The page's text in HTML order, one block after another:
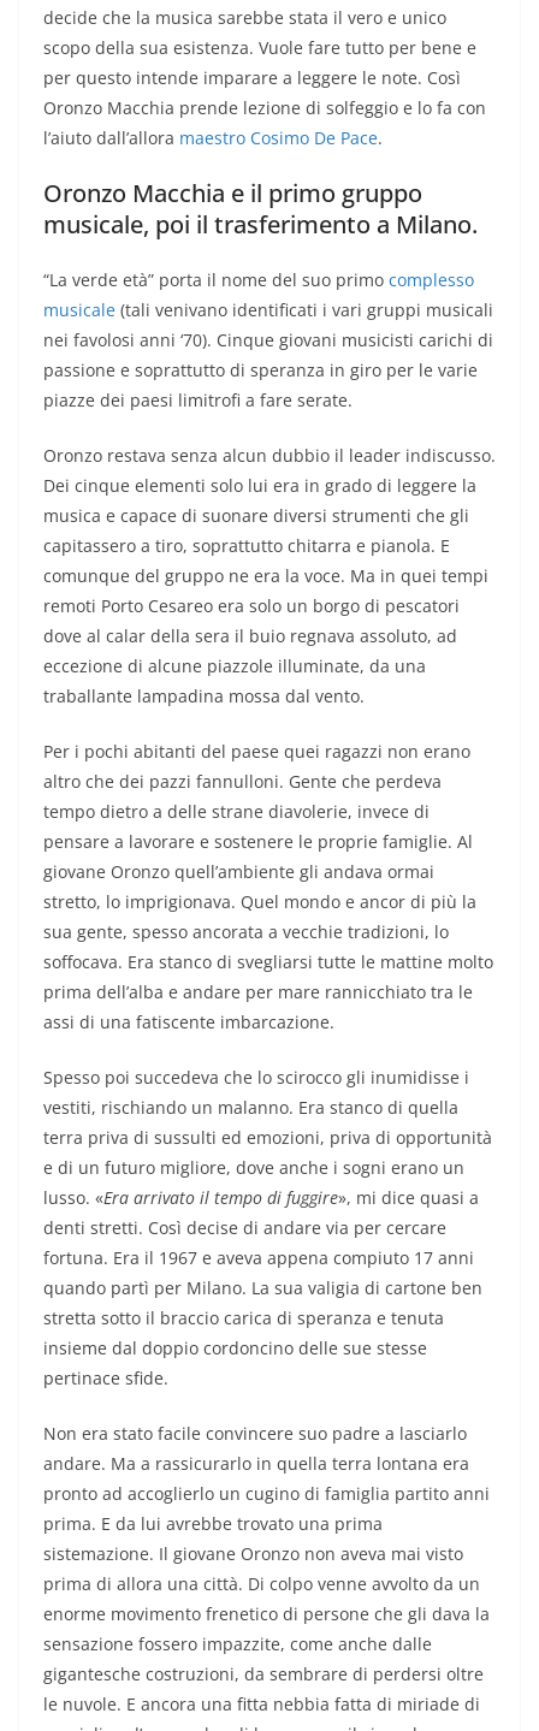
decide che la musica sarebbe stata il vero e unico
scopo della sua esistenza. Vuole fare tutto per bene e
per questo intende imparare a leggere le note. Così
Oronzo Macchia prende lezione di solfeggio e lo fa con
l’aiuto dall’allora maestro Cosimo De Pace.
Oronzo Macchia e il primo gruppo
musicale, poi il trasferimento a Milano.
“La verde età” porta il nome del suo primo complesso
musicale (tali venivano identificati i vari gruppi musicali
nei favolosi anni ‘70). Cinque giovani musicisti carichi di
passione e soprattutto di speranza in giro per le varie
piazze dei paesi limitrofi a fare serate.
Oronzo restava senza alcun dubbio il leader indiscusso.
Dei cinque elementi solo lui era in grado di leggere la
musica e capace di suonare diversi strumenti che gli
capitassero a tiro, soprattutto chitarra e pianola. E
comunque del gruppo ne era la voce. Ma in quei tempi
remoti Porto Cesareo era solo un borgo di pescatori
dove al calar della sera il buio regnava assoluto, ad
eccezione di alcune piazzole illuminate, da una
traballante lampadina mossa dal vento.
Per i pochi abitanti del paese quei ragazzi non erano
altro che dei pazzi fannulloni. Gente che perdeva
tempo dietro a delle strane diavolerie, invece di
pensare a lavorare e sostenere le proprie famiglie. Al
giovane Oronzo quell’ambiente gli andava ormai
stretto, lo imprigionava. Quel mondo e ancor di più la
sua gente, spesso ancorata a vecchie tradizioni, lo
soffocava. Era stanco di svegliarsi tutte le mattine molto
prima dell’alba e andare per mare rannicchiato tra le
assi di una fatiscente imbarcazione.
Spesso poi succedeva che lo scirocco gli inumidisse i
vestiti, rischiando un malanno. Era stanco di quella
terra priva di sussulti ed emozioni, priva di opportunità
e di un futuro migliore, dove anche i sogni erano un
lusso. «Era arrivato il tempo di fuggire», mi dice quasi a
denti stretti. Così decise di andare via per cercare
fortuna. Era il 1967 e aveva appena compiuto 17 anni
quando partì per Milano. La sua valigia di cartone ben
stretta sotto il braccio carica di speranza e tenuta
insieme dal doppio cordoncino delle sue stesse
pertinace sfide.
Non era stato facile convincere suo padre a lasciarlo
andare. Ma a rassicurarlo in quella terra lontana era
pronto ad accoglierlo un cugino di famiglia partito anni
prima. E da lui avrebbe trovato una prima
sistemazione. Il giovane Oronzo non aveva mai visto
prima di allora una città. Di colpo venne avvolto da un
enorme movimento frenetico di persone che gli dava la
sensazione fossero impazzite, come anche dalle
gigantesche costruzioni, da sembrare di perdersi oltre
le nuvole. E ancora una fitta nebbia fatta di miriade di